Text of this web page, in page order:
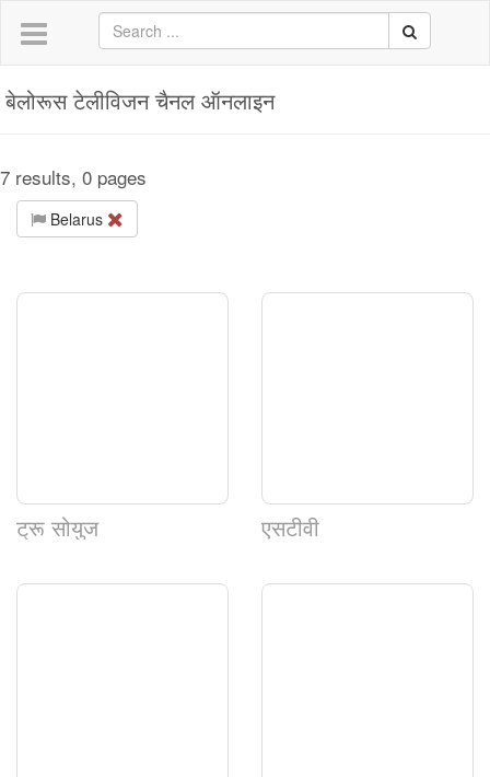
बेलोरूस टेलीविजन चैनल ऑनलाइन
7 results, 0 pages
Belarus
ट्रू सोयुज एसटीवी